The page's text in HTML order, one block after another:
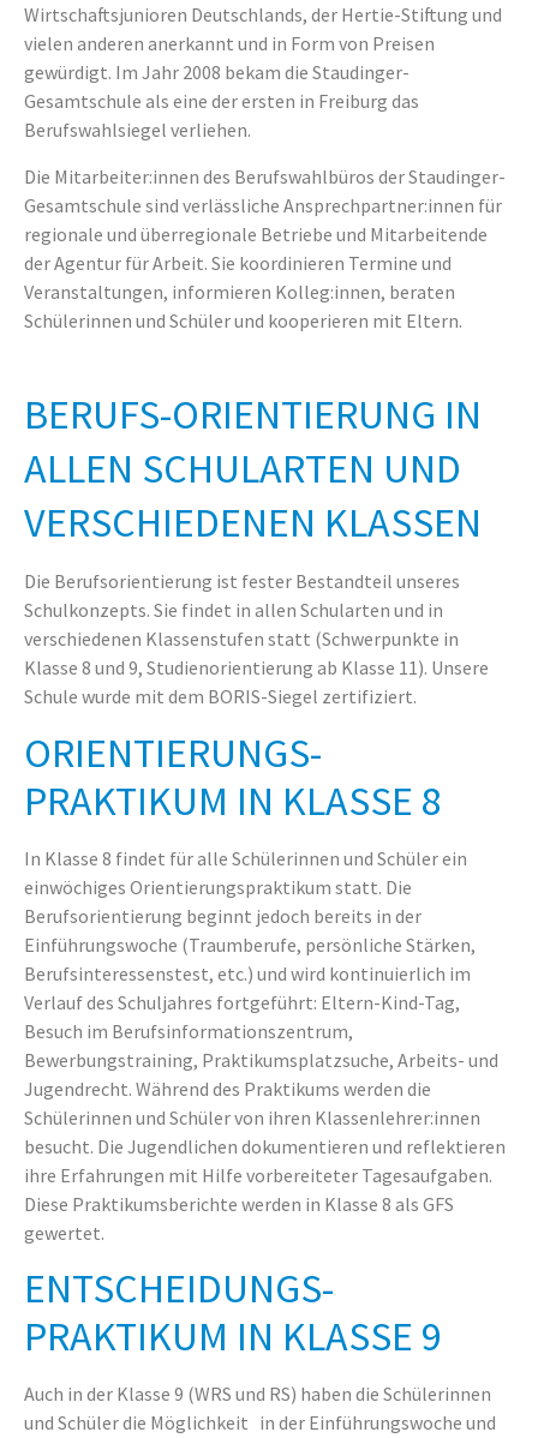
Wirtschaftsjunioren Deutschlands, der Hertie-Stiftung und
vielen anderen anerkannt und in Form von Preisen
gewürdigt. Im Jahr 2008 bekam die Staudinger-
Gesamtschule als eine der ersten in Freiburg das
Berufswahlsiegel verliehen.
Die Mitarbeiter:innen des Berufswahlbüros der Staudinger-
Gesamtschule sind verlässliche Ansprechpartner:innen für
regionale und überregionale Betriebe und Mitarbeitende
der Agentur für Arbeit. Sie koordinieren Termine und
Veranstaltungen, informieren Kolleg:innen, beraten
Schülerinnen und Schüler und kooperieren mit Eltern.
BERUFS-ORIENTIERUNG IN
ALLEN SCHULARTEN UND
VERSCHIEDENEN KLASSEN
Die Berufsorientierung ist fester Bestandteil unseres
Schulkonzepts. Sie findet in allen Schularten und in
verschiedenen Klassenstufen statt (Schwerpunkte in
Klasse 8 und 9, Studienorientierung ab Klasse 11). Unsere
Schule wurde mit dem BORIS-Siegel zertifiziert.
ORIENTIERUNGS-
PRAKTIKUM IN KLASSE 8
In Klasse 8 findet für alle Schülerinnen und Schüler ein
einwöchiges Orientierungspraktikum statt. Die
Berufsorientierung beginnt jedoch bereits in der
Einführungswoche (Traumberufe, persönliche Stärken,
Berufsinteressenstest, etc.) und wird kontinuierlich im
Verlauf des Schuljahres fortgeführt: Eltern-Kind-Tag,
Besuch im Berufsinformationszentrum,
Bewerbungstraining, Praktikumsplatzsuche, Arbeits- und
Jugendrecht. Während des Praktikums werden die
Schülerinnen und Schüler von ihren Klassenlehrer:innen
besucht. Die Jugendlichen dokumentieren und reflektieren
ihre Erfahrungen mit Hilfe vorbereiteter Tagesaufgaben.
Diese Praktikumsberichte werden in Klasse 8 als GFS
gewertet.
ENTSCHEIDUNGS-
PRAKTIKUM IN KLASSE 9
Auch in der Klasse 9 (WRS und RS) haben die Schülerinnen
und Schüler die Möglichkeit in der Einführungswoche und